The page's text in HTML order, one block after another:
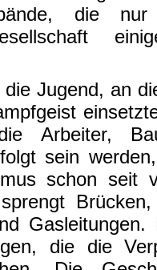
die
Jugend, an
Arbeiter,
sein
schon seit
Gasleitungen.
die die